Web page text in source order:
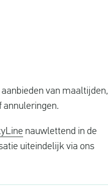
van maaltijden,
annuleringen.
nauwlettend in de
uiteindelijk via ons